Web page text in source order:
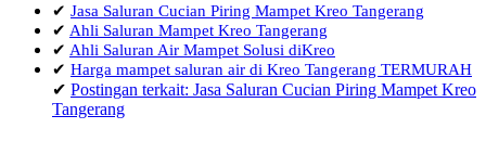
✔ Jasa Saluran Cucian Piring Mampet Kreo Tangerang
✔ Ahli Saluran Mampet Kreo Tangerang
✔ Ahli Saluran Air Mampet Solusi diKreo
✔ Harga mampet saluran air di Kreo Tangerang TERMURAH
✔ Postingan terkait: Jasa Saluran Cucian Piring Mampet Kreo
Tangerang